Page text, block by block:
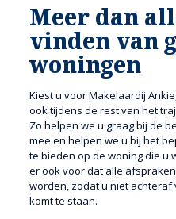
Meer dan
vinden van
woningen
Kiest u voor Makelaardij
ook tijdens de rest van het
Zo helpen we u graag bij de
mee en helpen we u bij het
te bieden op de woning die u
er ook voor dat alle
worden, zodat u niet
komt te staan.